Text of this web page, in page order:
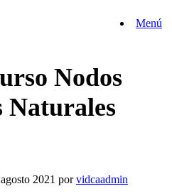
Menú
Nodos
2021 porvidcaadmin